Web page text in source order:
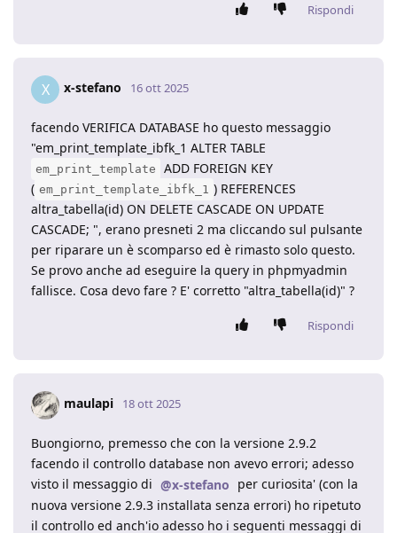
Rispondi
X x-stefano 16 ott 2025
facendo VERIFICA DATABASE ho questo messaggio
"em_print_template_ibfk_1 ALTER TABLE
em_print_template
ADD FOREIGN KEY
( em_print_template_ibfk_1 ) REFERENCES
altra_tabella(id) ON DELETE CASCADE ON UPDATE
CASCADE; ", erano presneti 2 ma cliccando sul pulsante
per riparare un è scomparso ed è rimasto solo questo.
Se provo anche ad eseguire la query in phpmyadmin
fallisce. Cosa devo fare ? E' corretto "altra_tabella(id)" ?
Rispondi
maulapi 18 ott 2025
Buongiorno, premesso che con la versione 2.9.2
facendo il controllo database non avevo errori; adesso
visto il messaggio di @x-stefano per curiosita' (con la
nuova versione 2.9.3 installata senza errori) ho ripetuto
il controllo ed anch'io adesso ho i seguenti messaggi di